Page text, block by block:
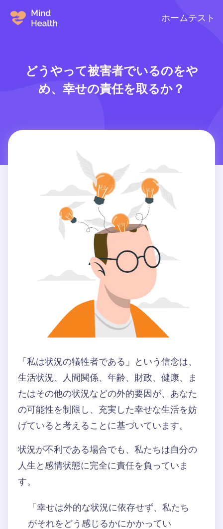
ホームテスト
どうやって被害者でいるのをや
め、幸せの責任を取るか？
「私は状況の犠牲者である」という信念は、
生活状況、人間関係、年齢、財政、健康、ま
たはその他の状況などの外的要因が、あなた
の可能性を制限し、充実した幸せな生活を妨
げていると考えることに基づいています。
状況が不利である場合でも、私たちは自分の
人生と感情状態に完全に責任を負っていま
す。
「幸せは外的な状況に依存せず、私たち
がそれをどう感じるかにかかってい